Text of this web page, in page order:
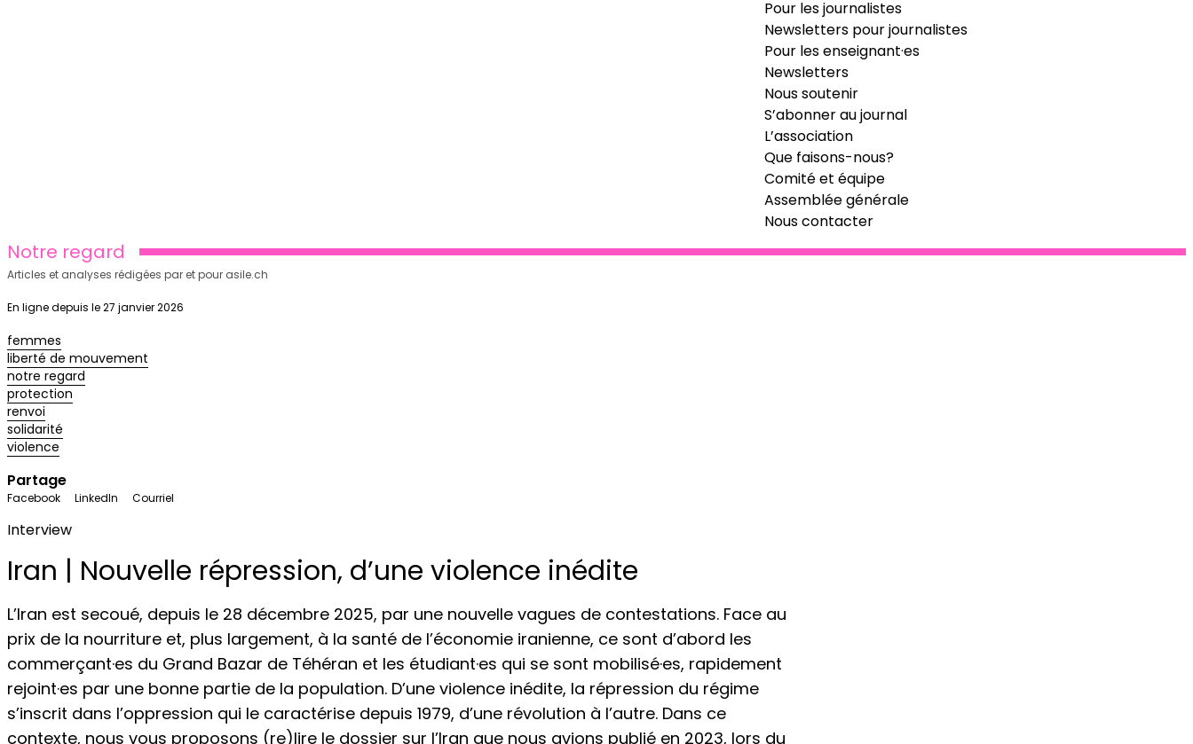
Pour les journalistes
Newsletters pour journalistes
Pour les enseignant·es
Newsletters
Nous soutenir
S’abonner au journal
L’association
Que faisons-nous?
Comité et équipe
Assemblée générale
Nous contacter
Notre regard
Articles et analyses rédigées par et pour asile.ch
En ligne depuis le 27 janvier 2026
femmes
liberté de mouvement
notre regard
protection
renvoi
solidarité
violence
Partage
Facebook LinkedIn Courriel
Interview
Iran | Nouvelle répression, d’une violence inédite
L’Iran est secoué, depuis le 28 décembre 2025, par une nouvelle vagues de contestations. Face au
prix de la nourriture et, plus largement, à la santé de l’économie iranienne, ce sont d’abord les
commerçant·es du Grand Bazar de Téhéran et les étudiant·es qui se sont mobilisé·es, rapidement
rejoint·es par une bonne partie de la population. D’une violence inédite, la répression du régime
s’inscrit dans l’oppression qui le caractérise depuis 1979, d’une révolution à l’autre. Dans ce
contexte, nous vous proposons (re)lire le dossier sur l’Iran que nous avions publié en 2023, lors du